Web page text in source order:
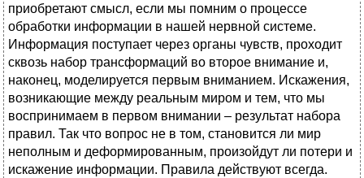
приобретают смысл, если мы помним о процессе
обработки информации в нашей нервной системе.
Информация поступает через органы чувств, проходит
сквозь набор трансформаций во второе внимание и,
наконец, моделируется первым вниманием. Искажения,
возникающие между реальным миром и тем, что мы
воспринимаем в первом внимании – результат набора
правил. Так что вопрос не в том, становится ли мир
неполным и деформированным, произойдут ли потери и
искажение информации. Правила действуют всегда.